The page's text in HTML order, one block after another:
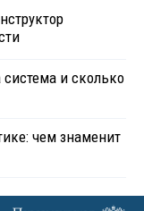
и сколько
чем знаменит